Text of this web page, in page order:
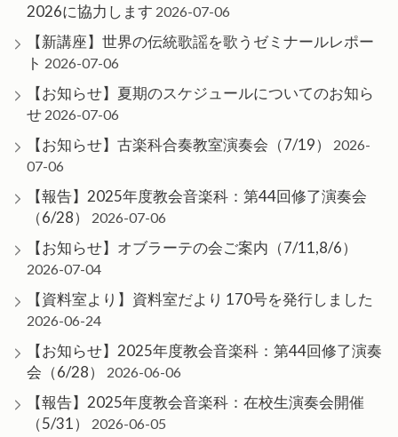
2026に協力します 2026-07-06
【新講座】世界の伝統歌謡を歌うゼミナールレポー
ト 2026-07-06
【お知らせ】夏期のスケジュールについてのお知ら
せ 2026-07-06
【お知らせ】古楽科合奏教室演奏会（7/19）
2026-
07-06
【報告】2025年度教会音楽科：第44回修了演奏会
（6/28）
2026-07-06
【お知らせ】オブラーテの会ご案内（7/11,8/6）
2026-07-04
【資料室より】資料室だより 170号を発行しました
2026-06-24
【お知らせ】2025年度教会音楽科：第44回修了演奏
会（6/28）
2026-06-06
【報告】2025年度教会音楽科：在校生演奏会開催
（5/31）
2026-06-05